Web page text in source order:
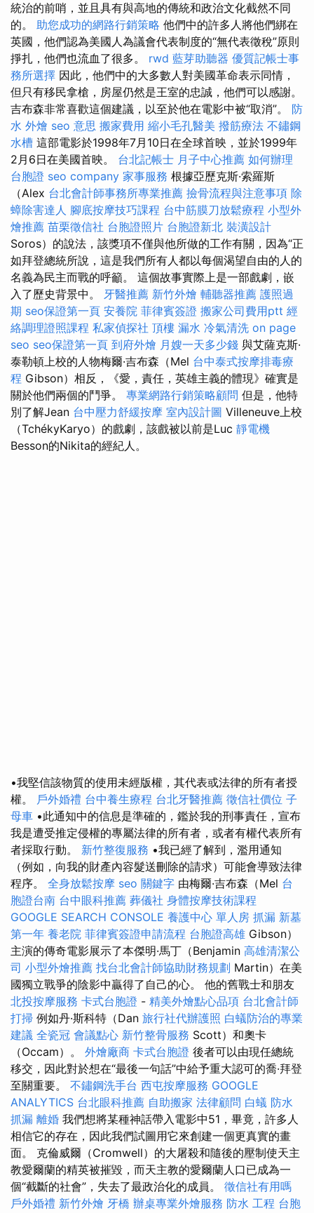
統治的前哨，並且具有與高地的傳統和政治文化截然不同
的。 助您成功的網路行銷策略 他們中的許多人將他們綁在
英國，他們認為美國人為議會代表制度的“無代表徵稅”原則
掙扎，他們也流血了很多。 rwd 藍芽助聽器 優質記帳士事
務所選擇 因此，他們中的大多數人對美國革命表示同情，
但只有移民拿槍，房屋仍然是王室的忠誠，他們可以感謝。
吉布森非常喜歡這個建議，以至於他在電影中被“取消”。 防
水 外燴 seo 意思 搬家費用 縮小毛孔醫美 撥筋療法 不鏽鋼
水槽 這部電影於1998年7月10日在全球首映，並於1999年
2月6日在美國首映。 台北記帳士 月子中心推薦 如何辦理
台胞證 seo company 家事服務 根據亞歷克斯·索羅斯
（Alex 台北會計師事務所專業推薦 撿骨流程與注意事項 除
蟑除害達人 腳底按摩技巧課程 台中筋膜刀放鬆療程 小型外
燴推薦 苗栗徵信社 台胞證照片 台胞證新北 裝潢設計
Soros）的說法，該獎項不僅與他所做的工作有關，因為“正
如拜登總統所說，這是我們所有人都以每個渴望自由的人的
名義為民主而戰的呼籲。 這個故事實際上是一部戲劇，嵌
入了歷史背景中。 牙醫推薦 新竹外燴 輔聽器推薦 護照過
期 seo保證第一頁 安養院 菲律賓簽證 搬家公司費用ptt 經
絡調理證照課程 私家偵探社 頂樓 漏水 冷氣清洗 on page
seo seo保證第一頁 到府外燴 月嫂一天多少錢 與艾薩克斯·
泰勒頓上校的人物梅爾·吉布森（Mel 台中泰式按摩排毒療
程 Gibson）相反，《愛，責任，英雄主義的體現》確實是
關於他們兩個的鬥爭。 專業網路行銷策略顧問 但是，他特
別了解Jean 台中壓力舒緩按摩 室內設計圖 Villeneuve上校
（TchékyKaryo）的戲劇，該戲被以前是Luc 靜電機
Besson的Nikita的經紀人。
•我堅信該物質的使用未經版權，其代表或法律的所有者授
權。 戶外婚禮 台中養生療程 台北牙醫推薦 徵信社價位 子
母車 •此通知中的信息是準確的，鑑於我的刑事責任，宣布
我是遭受推定侵權的專屬法律的所有者，或者有權代表所有
者採取行動。 新竹整復服務 •我已經了解到，濫用通知
（例如，向我的財產內容髮送刪除的請求）可能會導致法律
程序。 全身放鬆按摩 seo 關鍵字 由梅爾·吉布森（Mel 台
胞證台南 台中眼科推薦 葬儀社 身體按摩技術課程
GOOGLE SEARCH CONSOLE 養護中心 單人房 抓漏 新墓
第一年 養老院 菲律賓簽證申請流程 台胞證高雄 Gibson）
主演的傳奇電影展示了本傑明·馬丁（Benjamin 高雄清潔公
司 小型外燴推薦 找台北會計師協助財務規劃 Martin）在美
國獨立戰爭的陰影中贏得了自己的心。 他的舊戰士和朋友
北投按摩服務 卡式台胞證 - 精美外燴點心品項 台北會計師
打掃 例如丹·斯科特（Dan 旅行社代辦護照 白蟻防治的專業
建議 全瓷冠 會議點心 新竹整骨服務 Scott）和奧卡
（Occam）。 外燴廠商 卡式台胞證 後者可以由現任總統
移交，因此對於想在“最後一句話”中給予重大認可的喬·拜登
至關重要。 不鏽鋼洗手台 西屯按摩服務 GOOGLE
ANALYTICS 台北眼科推薦 自助搬家 法律顧問 白蟻 防水
抓漏 離婚 我們想將某種神話帶入電影中51，畢竟，許多人
相信它的存在，因此我們試圖用它來創建一個更真實的畫
面。 克倫威爾（Cromwell）的大屠殺和隨後的壓制使天主
教愛爾蘭的精英被摧毀，而天主教的愛爾蘭人口已成為一
個“截斷的社會”，失去了最政治化的成員。 徵信社有用嗎
戶外婚禮 新竹外燴 牙橋 辦桌專業外燴服務 防水 工程 台胞